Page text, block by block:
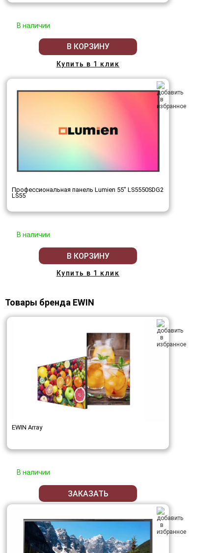
В наличии
В КОРЗИНУ
Купить в 1 клик
Профессиональная панель Lumien 55" LS5550SDG2
LS55
В наличии
В КОРЗИНУ
Купить в 1 клик
Товары бренда EWIN
EWIN Array
В наличии
ЗАКАЗАТЬ